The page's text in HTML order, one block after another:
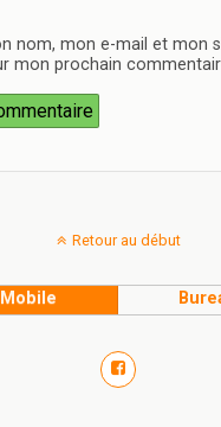
nom, mon e-mail et mon
mon prochain
Retour au début
Mobile